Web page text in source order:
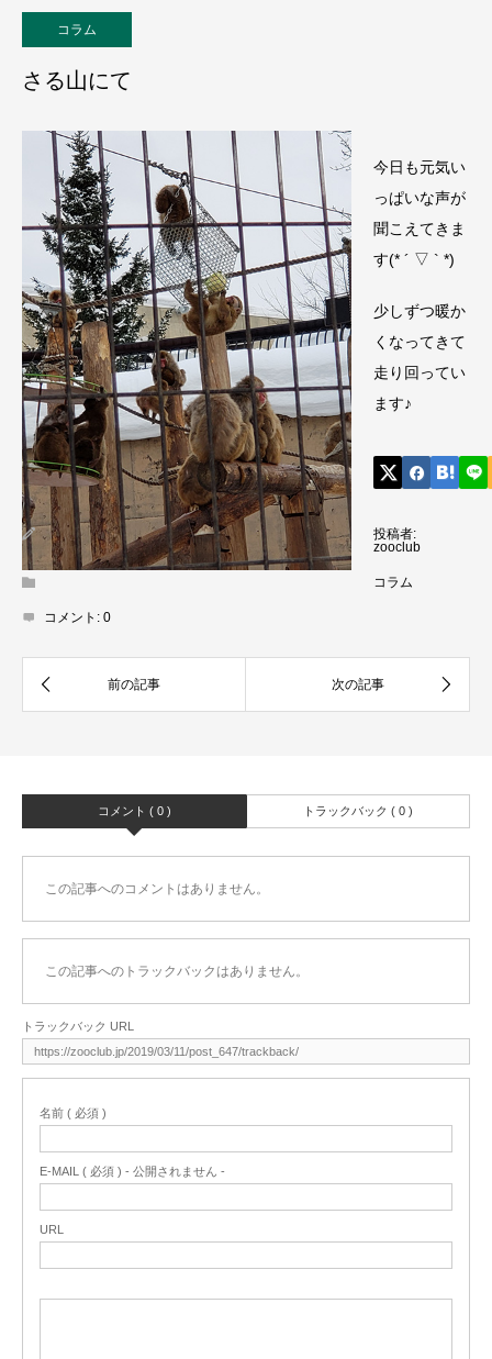
コラム
さる山にて
今日も元気い
っぱいな声が
聞こえてきま
す(* ´ ▽ ` *)
少しずつ暖か
くなってきて
走り回ってい
ます♪
投稿者:
zooclub
コラム
コメント: 0
コメント ( 0 ) トラックバック ( 0 )
この記事へのコメントはありません。
この記事へのトラックバックはありません。
トラックバック URL
名前 ( 必須 )
E-MAIL ( 必須 ) - 公開されません -
URL